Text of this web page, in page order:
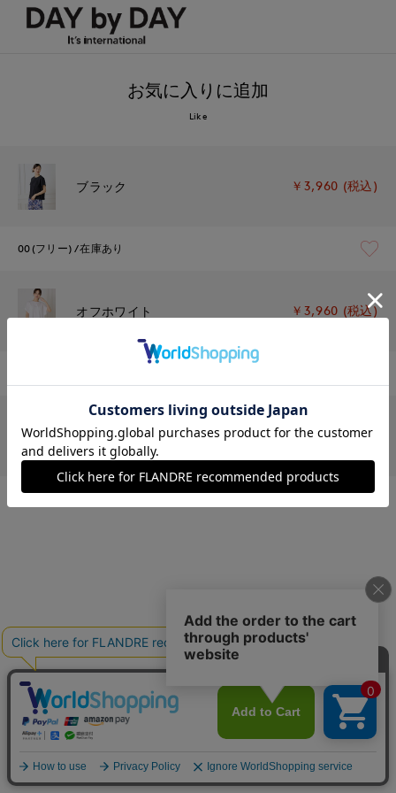
お気に入りに追加
Like
ブラック ￥3,960 (税込)
00(フリー) 在庫あり
オフホワイト ￥3,960 (税込)
イエロー ￥3,960 (税込)